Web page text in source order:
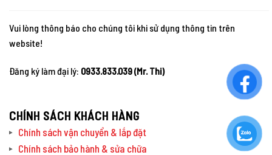
Vui lòng thông báo cho chúng tôi khi sử dụng thông tin trên
website!
Đăng ký làm đại lý: 0933.833.039 (Mr. Thi)
CHÍNH SÁCH KHÁCH HÀNG
Chính sách vận chuyển & lắp đặt
Chính sách bảo hành & sửa chữa